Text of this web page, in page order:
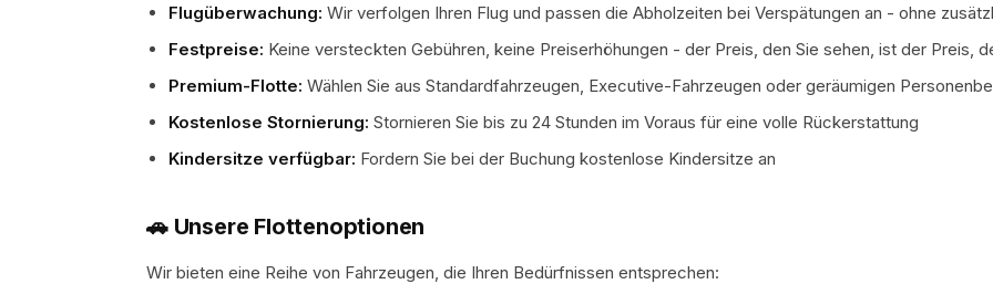
Flugüberwachung: Wir verfolgen Ihren Flug und passen die Abholzeiten bei Verspätungen an - ohne
Festpreise: Keine versteckten Gebühren, keine Preiserhöhungen - der Preis, den Sie sehen, ist der Preis,
Premium-Flotte: Wählen Sie aus Standardfahrzeugen, Executive-Fahrzeugen oder geräumigen
Kostenlose Stornierung: Stornieren Sie bis zu 24 Stunden im Voraus für eine volle Rückerstattung
Kindersitze verfügbar: Fordern Sie bei der Buchung kostenlose Kindersitze an
🚗 Unsere Flottenoptionen
Wir bieten eine Reihe von Fahrzeugen, die Ihren Bedürfnissen entsprechen: